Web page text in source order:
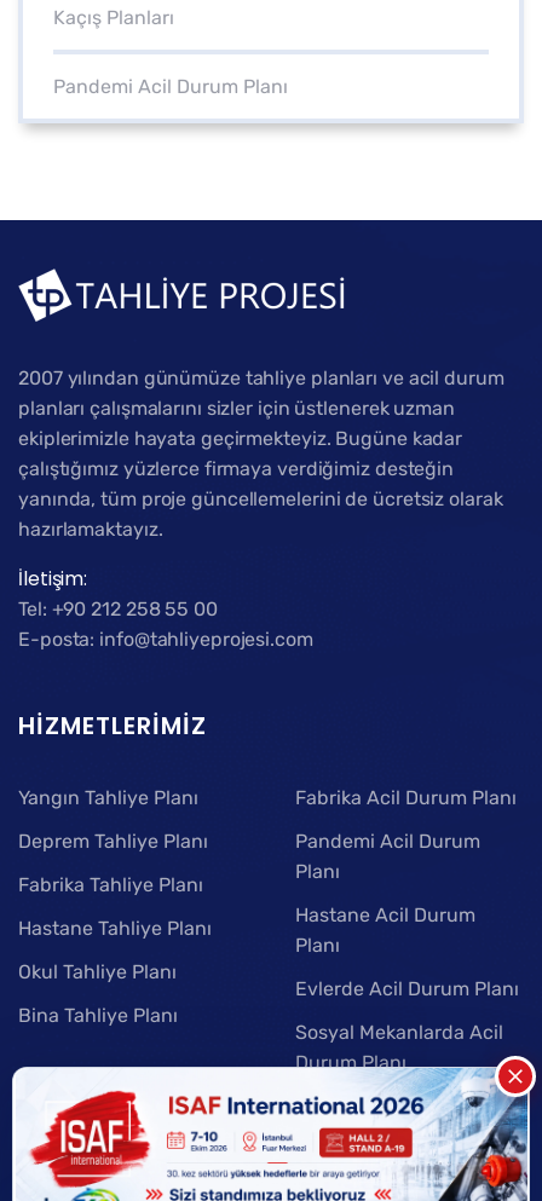
Kaçış Planları
Pandemi Acil Durum Planı
2007 yılından günümüze tahliye planları ve acil durum
planları çalışmalarını sizler için üstlenerek uzman
ekiplerimizle hayata geçirmekteyiz. Bugüne kadar
çalıştığımız yüzlerce firmaya verdiğimiz desteğin
yanında, tüm proje güncellemelerini de ücretsiz olarak
hazırlamaktayız.
İletişim:
Tel: +90 212 258 55 00
E-posta: info@tahliyeprojesi.com
HIZMETLERIMIZ
Yangın Tahliye Planı
Deprem Tahliye Planı
Fabrika Tahliye Planı
Hastane Tahliye Planı
Okul Tahliye Planı
Bina Tahliye Planı
Fabrika Acil Durum Planı
Pandemi Acil Durum
Planı
Hastane Acil Durum
Planı
Evlerde Acil Durum Planı
Sosyal Mekanlarda Acil
Durum Planı
Kaçış Planları